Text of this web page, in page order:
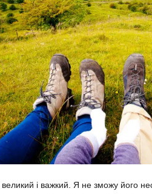
великий і важкий. Я не зможу його